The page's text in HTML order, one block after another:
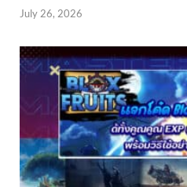
July 26, 2026